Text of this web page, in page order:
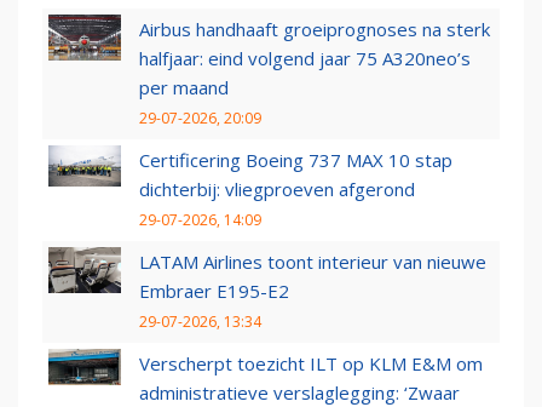
Airbus handhaaft groeiprognoses na sterk
halfjaar: eind volgend jaar 75 A320neo’s
per maand
29-07-2026, 20:09
Certificering Boeing 737 MAX 10 stap
dichterbij: vliegproeven afgerond
29-07-2026, 14:09
LATAM Airlines toont interieur van nieuwe
Embraer E195-E2
29-07-2026, 13:34
Verscherpt toezicht ILT op KLM E&M om
administratieve verslaglegging: ‘Zwaar